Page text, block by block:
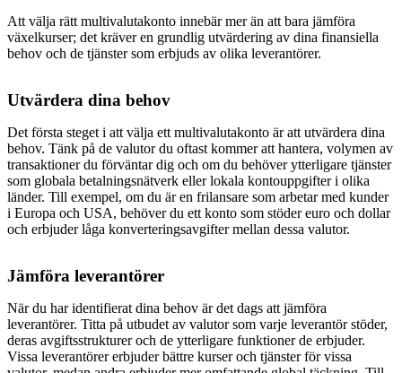
Att välja rätt multivalutakonto innebär mer än att bara jämföra
växelkurser; det kräver en grundlig utvärdering av dina finansiella
behov och de tjänster som erbjuds av olika leverantörer.
Utvärdera dina behov
Det första steget i att välja ett multivalutakonto är att utvärdera dina
behov. Tänk på de valutor du oftast kommer att hantera, volymen av
transaktioner du förväntar dig och om du behöver ytterligare tjänster
som globala betalningsnätverk eller lokala kontouppgifter i olika
länder. Till exempel, om du är en frilansare som arbetar med kunder
i Europa och USA, behöver du ett konto som stöder euro och dollar
och erbjuder låga konverteringsavgifter mellan dessa valutor.
Jämföra leverantörer
När du har identifierat dina behov är det dags att jämföra
leverantörer. Titta på utbudet av valutor som varje leverantör stöder,
deras avgiftsstrukturer och de ytterligare funktioner de erbjuder.
Vissa leverantörer erbjuder bättre kurser och tjänster för vissa